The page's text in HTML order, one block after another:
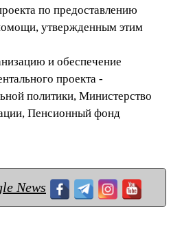
по предоставлению
утвержденным этим
и обеспечение
проекта -
политики, Министерство
Пенсионный фонд
News